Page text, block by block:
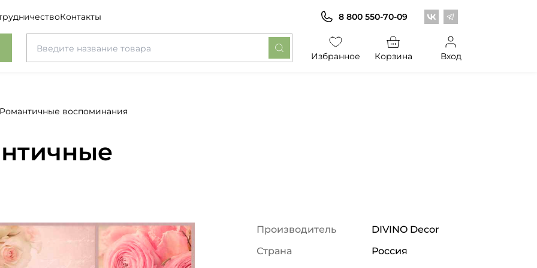
Контакты Центр обоев во
Центр обоев в
8 800 550-70-09
Избранное Корзина Вход
Романтичные воспоминания
Производитель
DIVINO Decor
Страна
Россия